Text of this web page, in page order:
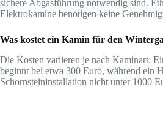
sichere Abgasführung notwendig sind.
Elektrokamine benötigen keine
Was kostet ein Kamin für den
Die Kosten variieren je nach Kaminart:
beginnt bei etwa 300 Euro, während ein
Schornsteininstallation nicht unter 1000